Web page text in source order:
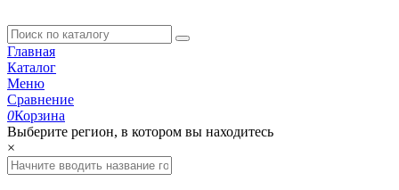
Главная
Каталог
Меню
Сравнение
0Корзина
Выберите регион, в котором вы находитесь
×